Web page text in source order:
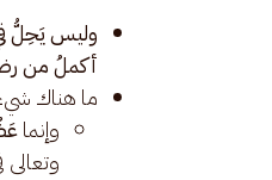
وليس يَحِلُّ
أكملُ من
ما هناك
وإنما
وتعالى